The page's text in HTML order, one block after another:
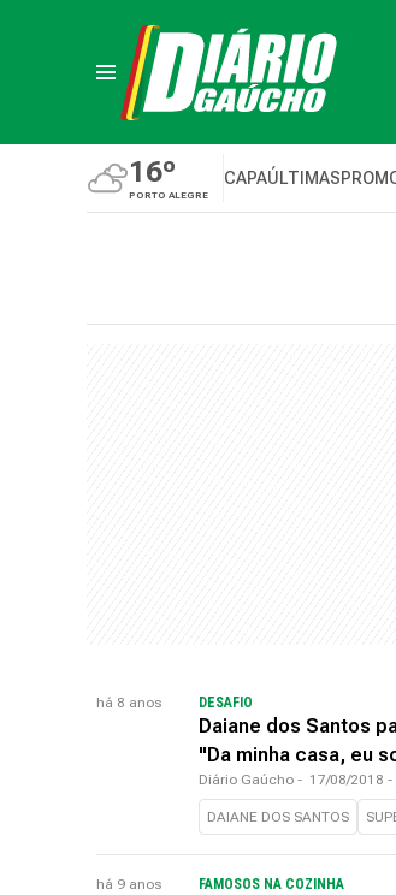
16º
PORTO ALEGRE
CAPAÚLTIMAS
há 8 anos DESAFIO
Daiane dos Santos
"Da minha casa, eu
Diário Gaúcho - 17/08/2018
DAIANE DOS SANTOS
há 9 anos FAMOSOS NA COZINHA